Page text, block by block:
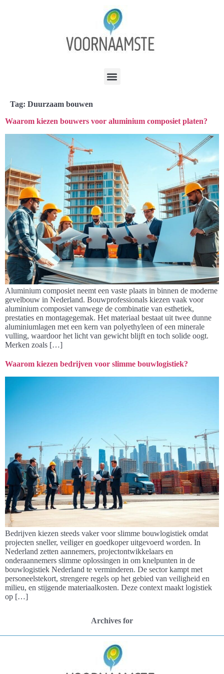
Tag: Duurzaam bouwen
Waarom kiezen bouwers voor aluminium composiet platen?
Aluminium composiet neemt een vaste plaats in binnen de moderne
gevelbouw in Nederland. Bouwprofessionals kiezen vaak voor
aluminium composiet vanwege de combinatie van esthetiek,
prestaties en montagegemak. Het materiaal bestaat uit twee dunne
aluminiumlagen met een kern van polyethyleen of een minerale
vulling, waardoor het licht van gewicht blijft en toch solide oogt.
Merken zoals […]
Waarom kiezen bedrijven voor slimme bouwlogistiek?
Bedrijven kiezen steeds vaker voor slimme bouwlogistiek omdat
projecten sneller, veiliger en goedkoper uitgevoerd worden. In
Nederland zetten aannemers, projectontwikkelaars en
onderaannemers slimme oplossingen in om knelpunten in de
bouwlogistiek Nederland te verminderen. De sector kampt met
personeelstekort, strengere regels op het gebied van veiligheid en
milieu, en stijgende materiaalkosten. Deze context maakt logistiek
op […]
Archives for